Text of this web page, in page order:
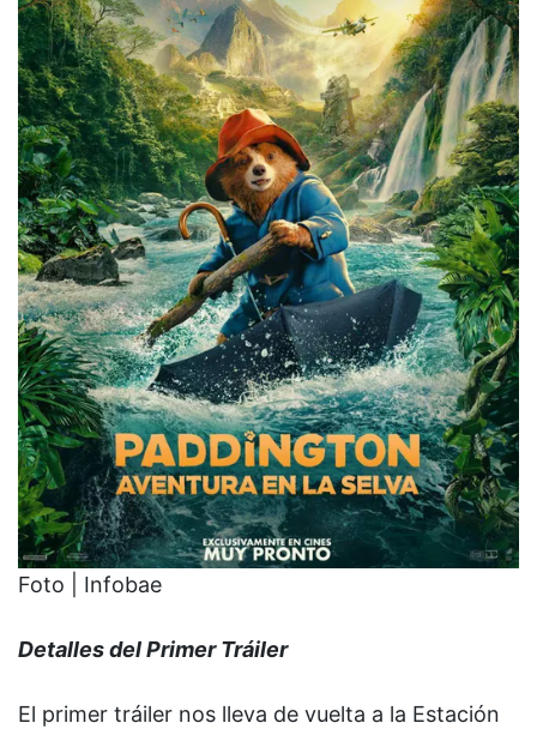
Foto | Infobae
Detalles del Primer Tráiler
El primer tráiler nos lleva de vuelta a la Estación